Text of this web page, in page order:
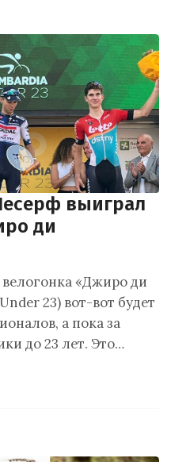
выиграл
ди
«Джиро ди
23) вот-вот будет
а пока за
до 23 лет. Это…